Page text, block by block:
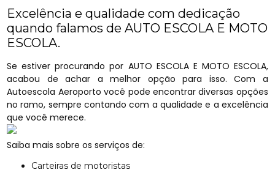
Excelência e qualidade com dedicação
quando falamos de AUTO ESCOLA E MOTO
ESCOLA.
Se estiver procurando por AUTO ESCOLA E MOTO ESCOLA,
acabou de achar a melhor opção para isso. Com a
Autoescola Aeroporto você pode encontrar diversas opções
no ramo, sempre contando com a qualidade e a excelência
que você merece.
Saiba mais sobre os serviços de:
Carteiras de motoristas